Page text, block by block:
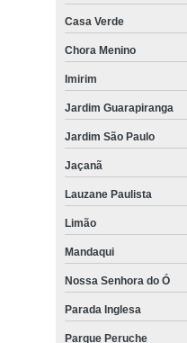
Casa Verde
Chora Menino
Imirim
Jardim Guarapiranga
Jardim São Paulo
Jaçanã
Lauzane Paulista
Limão
Mandaqui
Nossa Senhora do Ó
Parada Inglesa
Parque Peruche